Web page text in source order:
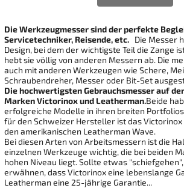
Die Werkzeugmesser sind der perfekte
Servicetechniker, Reisende, etc. Die Messer
Design, bei dem der wichtigste Teil die Zange
hebt sie völlig von anderen Messern ab. Die
auch mit anderen Werkzeugen wie Schere,
Schraubendreher, Messer oder Bit-Set
Die hochwertigsten Gebrauchsmesser auf
Marken Victorinox und Leatherman.Beide
erfolgreiche Modelle in ihren breiten
für den Schweizer Hersteller ist das Victorinox
den amerikanischen Leatherman Wave.
Bei diesen Arten von Arbeitsmessern ist die
einzelnen Werkzeuge wichtig, die bei beiden
hohen Niveau liegt. Sollte etwas
erwähnen, dass Victorinox eine lebenslange
Leatherman eine 25-jährige Garantie...